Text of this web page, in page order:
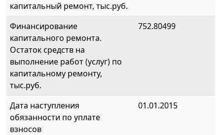
капитальный ремонт, тыс.руб.
Финансирование
капитального ремонта.
Остаток средств на
выполнение работ (услуг) по
капитальному ремонту,
тыс.руб.
752.80499
Дата наступления
обязанности по уплате
взносов
01.01.2015